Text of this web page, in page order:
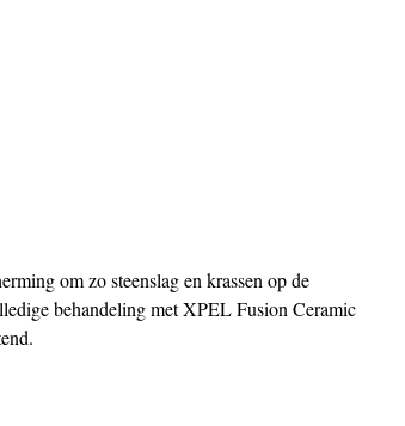
om zo steenslag en krassen op de
behandeling met XPEL Fusion Ceramic